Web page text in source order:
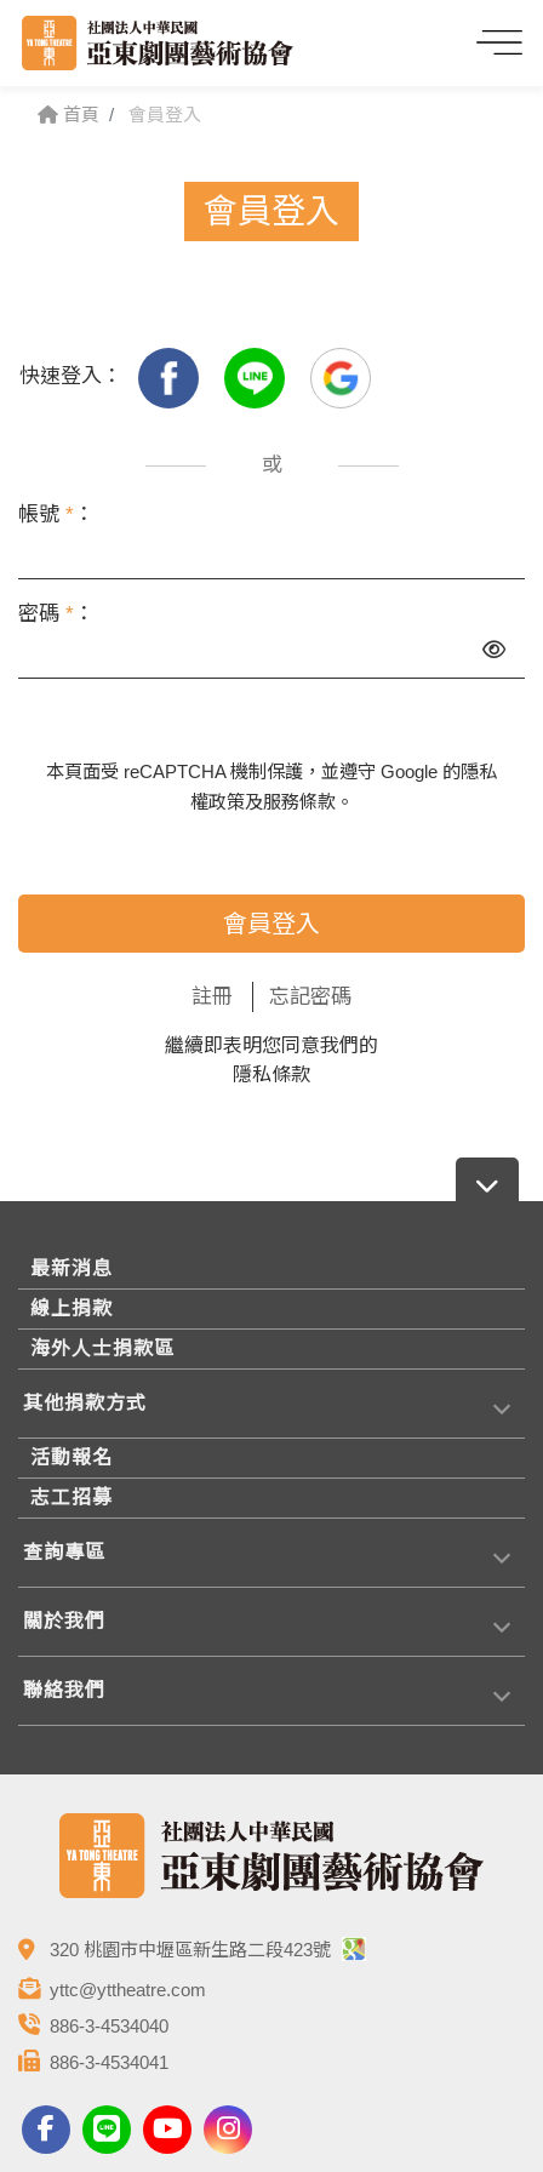
首頁 會員登入
會員登入
快速登入：
或
帳號 * ：
密碼 * ：
本頁面受 reCAPTCHA 機制保護，並遵守 Google 的隱私
權政策及服務條款。
會員登入
註冊 忘記密碼
繼續即表明您同意我們的
隱私條款
最新消息
線上捐款
海外人士捐款區
其他捐款方式
活動報名
志工招募
查詢專區
關於我們
聯絡我們
320 桃園市中壢區新生路二段423號
yttc@yttheatre.com
886-3-4534040
886-3-4534041